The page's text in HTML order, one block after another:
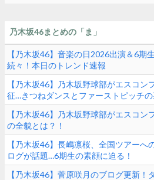
乃木坂46まとめの「ま」
【乃木坂46】音楽の日2026出演＆6期
続々！本日のトレンド速報
【乃木坂46】乃木坂野球部がエスコ
征…きつねダンスとファーストピッチの
【乃木坂46】乃木坂野球部がエスコ
の全貌とは？！
【乃木坂46】長嶋凛桜、全国ツアー
ログが話題…6期生の素顔に迫る！
【乃木坂46】菅原咲月のブログ更新！